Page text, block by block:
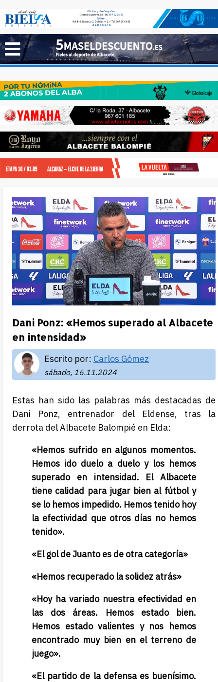
Dani Ponz: «Hemos superado al Albacete
en intensidad»
Escrito por: Carlos Gómez
sábado, 16.11.2024
Estas han sido las palabras más destacadas de
Dani Ponz, entrenador del Eldense, tras la
derrota del Albacete Balompié en Elda:
«Hemos sufrido en algunos momentos.
Hemos ido duelo a duelo y los hemos
superado en intensidad. El Albacete
tiene calidad para jugar bien al fútbol y
se lo hemos impedido. Hemos tenido hoy
la efectividad que otros días no hemos
tenido».
«El gol de Juanto es de otra categoría»
«Hemos recuperado la solidez atrás»
«Hoy ha variado nuestra efectividad en
las dos áreas. Hemos estado bien.
Hemos estado valientes y nos hemos
encontrado muy bien en el terreno de
juego».
«El partido de la defensa es buenísimo.